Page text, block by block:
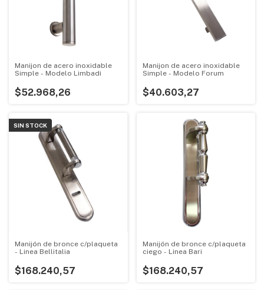
Manijon de acero inoxidable
Simple - Modelo Limbadi
$52.968,26
Manijon de acero inoxidable
Simple - Modelo Forum
$40.603,27
SIN STOCK
Manijón de bronce c/plaqueta
- Linea Bellitalia
$168.240,57
Manijón de bronce c/plaqueta
ciego - Linea Bari
$168.240,57